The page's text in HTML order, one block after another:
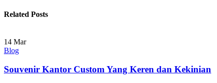
Related Posts
14 Mar
Blog
Souvenir Kantor Custom Yang Keren dan Kekinian